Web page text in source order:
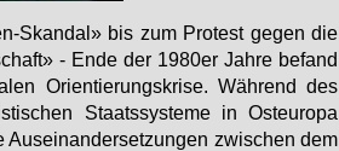
Skan­dal» bis zum Pro­test ge­gen die
- En­de der 1980er Jah­re be­fand
Ori­en­tie­rungs­kri­se. Wäh­rend des
Staats­sys­te­me in Ost­eu­ro­pa
zwi­schen dem